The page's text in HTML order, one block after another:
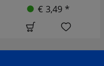
€ 3,49 *